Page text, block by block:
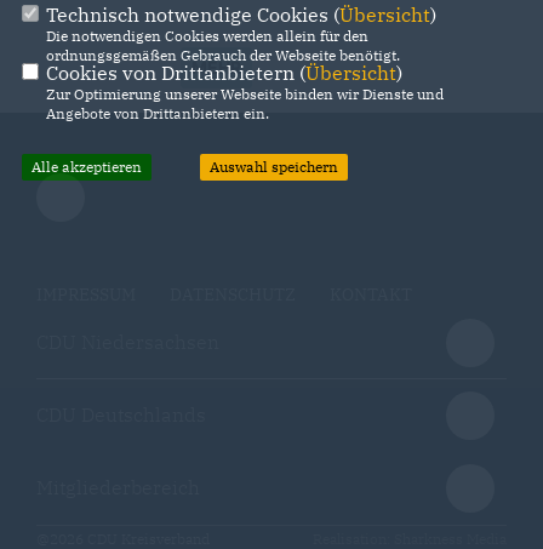
MEHR
Technisch notwendige Cookies (Übersicht)
Die notwendigen Cookies werden allein für den
ordnungsgemäßen Gebrauch der Webseite benötigt.
Cookies von Drittanbietern (Übersicht)
Zur Optimierung unserer Webseite binden wir Dienste und
Angebote von Drittanbietern ein.
Alle akzeptieren Auswahl speichern